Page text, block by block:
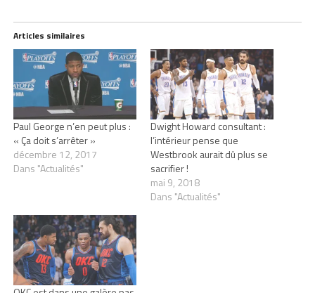
Articles similaires
Paul George n’en peut plus :
« Ça doit s’arrêter »
décembre 12, 2017
Dans "Actualités"
Dwight Howard consultant :
l’intérieur pense que
Westbrook aurait dû plus se
sacrifier !
mai 9, 2018
Dans "Actualités"